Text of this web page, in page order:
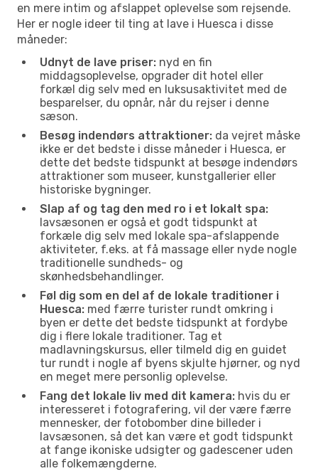
en mere intim og afslappet oplevelse som rejsende.
Her er nogle ideer til ting at lave i Huesca i disse
måneder:
Udnyt de lave priser: nyd en fin
middagsoplevelse, opgrader dit hotel eller
forkæl dig selv med en luksusaktivitet med de
besparelser, du opnår, når du rejser i denne
sæson.
Besøg indendørs attraktioner: da vejret måske
ikke er det bedste i disse måneder i Huesca, er
dette det bedste tidspunkt at besøge indendørs
attraktioner som museer, kunstgallerier eller
historiske bygninger.
Slap af og tag den med ro i et lokalt spa:
lavsæsonen er også et godt tidspunkt at
forkæle dig selv med lokale spa-afslappende
aktiviteter, f.eks. at få massage eller nyde nogle
traditionelle sundheds- og
skønhedsbehandlinger.
Føl dig som en del af de lokale traditioner i
Huesca: med færre turister rundt omkring i
byen er dette det bedste tidspunkt at fordybe
dig i flere lokale traditioner. Tag et
madlavningskursus, eller tilmeld dig en guidet
tur rundt i nogle af byens skjulte hjørner, og nyd
en meget mere personlig oplevelse.
Fang det lokale liv med dit kamera: hvis du er
interesseret i fotografering, vil der være færre
mennesker, der fotobomber dine billeder i
lavsæsonen, så det kan være et godt tidspunkt
at fange ikoniske udsigter og gadescener uden
alle folkemængderne.